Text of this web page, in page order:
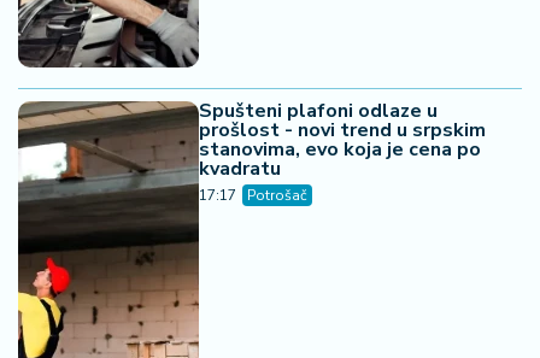
Spušteni plafoni odlaze u
prošlost - novi trend u srpskim
stanovima, evo koja je cena po
kvadratu
17:17 Potrošač